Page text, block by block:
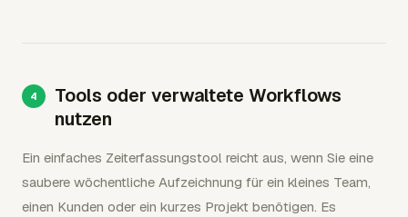
Tools oder verwaltete Workflows
nutzen
Ein einfaches Zeiterfassungstool reicht aus, wenn Sie eine
saubere wöchentliche Aufzeichnung für ein kleines Team,
einen Kunden oder ein kurzes Projekt benötigen. Es